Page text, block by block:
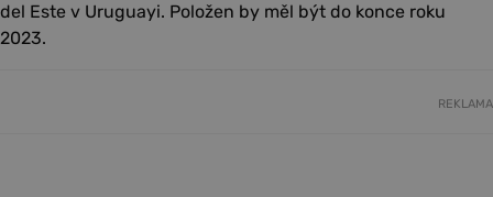
del Este v Uruguayi. Položen by měl být do konce roku
2023.
REKLAMA